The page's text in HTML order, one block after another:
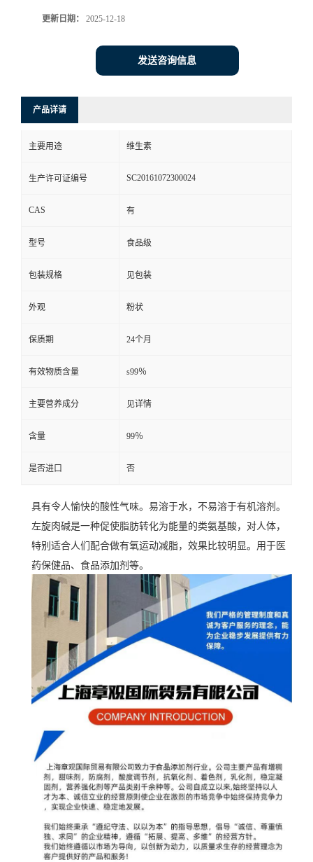
更新日期： 2025-12-18
发送咨询信息
产品详请
主要用途 维生素
生产许可证编号 SC20161072300024
CAS 有
型号 食品级
包装规格 见包装
外观 粉状
保质期 24个月
有效物质含量 s99％
主要营养成分 见详情
含量 99％
是否进口 否
具有令人愉快的酸性气味。易溶于水，不易溶于有机溶剂。
左旋肉碱是一种促使脂肪转化为能量的类氨基酸，对人体，
特别适合人们配合做有氧运动减脂，效果比较明显。用于医
药保健品、食品添加剂等。